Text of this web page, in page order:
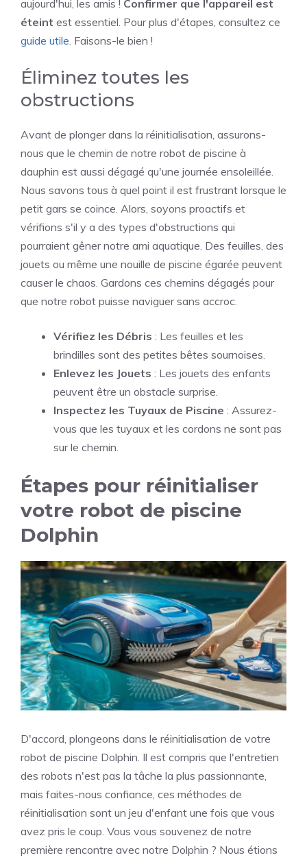
aujourd'hui, les amis ! Confirmer que l'appareil est
éteint est essentiel. Pour plus d'étapes, consultez ce
guide utile. Faisons-le bien !
Éliminez toutes les
obstructions
Avant de plonger dans la réinitialisation, assurons-
nous que le chemin de notre robot de piscine à
dauphin est aussi dégagé qu'une journée ensoleillée.
Nous savons tous à quel point il est frustrant lorsque le
petit gars se coince. Alors, soyons proactifs et
vérifions s'il y a des types d'obstructions qui
pourraient gêner notre ami aquatique. Des feuilles, des
jouets ou même une nouille de piscine égarée peuvent
causer le chaos. Gardons ces chemins dégagés pour
que notre robot puisse naviguer sans accroc.
Vérifiez les Débris : Les feuilles et les
brindilles sont des petites bêtes sournoises.
Enlevez les Jouets : Les jouets des enfants
peuvent être un obstacle surprise.
Inspectez les Tuyaux de Piscine : Assurez-
vous que les tuyaux et les cordons ne sont pas
sur le chemin.
Étapes pour réinitialiser
votre robot de piscine
Dolphin
D'accord, plongeons dans le réinitialisation de votre
robot de piscine Dolphin. Il est compris que l'entretien
des robots n'est pas la tâche la plus passionnante,
mais faites-nous confiance, ces méthodes de
réinitialisation sont un jeu d'enfant une fois que vous
avez pris le coup. Vous vous souvenez de notre
première rencontre avec notre Dolphin ? Nous étions